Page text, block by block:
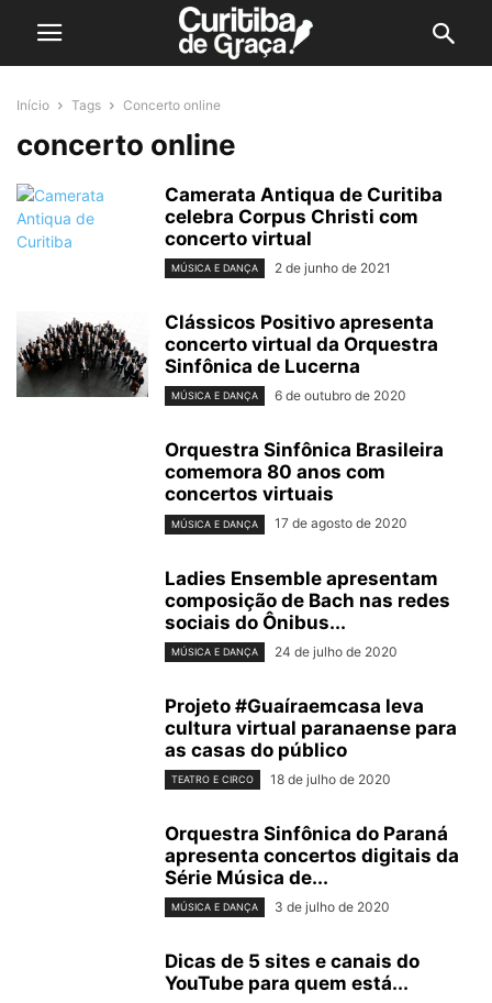
Início Tags Concerto online
concerto online
Camerata Antiqua de Curitiba
celebra Corpus Christi com
concerto virtual
MÚSICA E DANÇA 2 de junho de 2021
Clássicos Positivo apresenta
concerto virtual da Orquestra
Sinfônica de Lucerna
MÚSICA E DANÇA 6 de outubro de 2020
Orquestra Sinfônica Brasileira
comemora 80 anos com
concertos virtuais
MÚSICA E DANÇA 17 de agosto de 2020
Ladies Ensemble apresentam
composição de Bach nas redes
sociais do Ônibus...
MÚSICA E DANÇA 24 de julho de 2020
Projeto #Guaíraemcasa leva
cultura virtual paranaense para
as casas do público
TEATRO E CIRCO 18 de julho de 2020
Orquestra Sinfônica do Paraná
apresenta concertos digitais da
Série Música de...
MÚSICA E DANÇA 3 de julho de 2020
Dicas de 5 sites e canais do
YouTube para quem está...